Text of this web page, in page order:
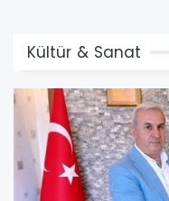
Kültür & Sanat